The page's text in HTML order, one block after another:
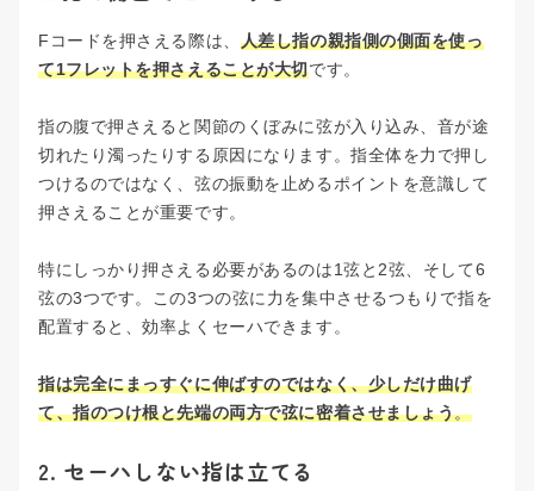
Fコードを押さえる際は、 人差し指の親指側の側面を使っ
て1フレットを押さえることが大切です。
指の腹で押さえると関節のくぼみに弦が入り込み、音が途
切れたり濁ったりする原因になります。指全体を力で押し
つけるのではなく、弦の振動を止めるポイントを意識して
押さえることが重要です。
特にしっかり押さえる必要があるのは1弦と2弦、そして6
弦の3つです。この3つの弦に力を集中させるつもりで指を
配置すると、効率よくセーハできます。
指は完全にまっすぐに伸ばすのではなく、少しだけ曲げ
て、指のつけ根と先端の両方で弦に密着させましょう。
2. セーハしない指は立てる